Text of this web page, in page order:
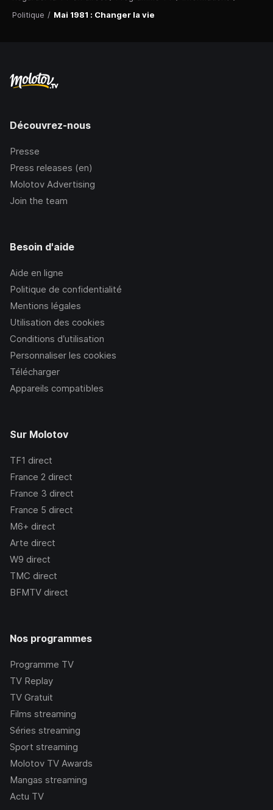
Politique / Mai 1981 : Changer la vie
Découvrez-nous
Presse
Press releases (en)
Molotov Advertising
Join the team
Besoin d'aide
Aide en ligne
Politique de confidentialité
Mentions légales
Utilisation des cookies
Conditions d’utilisation
Personnaliser les cookies
Télécharger
Appareils compatibles
Sur Molotov
TF1 direct
France 2 direct
France 3 direct
France 5 direct
M6+ direct
Arte direct
W9 direct
TMC direct
BFMTV direct
Nos programmes
Programme TV
TV Replay
TV Gratuit
Films streaming
Séries streaming
Sport streaming
Molotov TV Awards
Mangas streaming
Actu TV